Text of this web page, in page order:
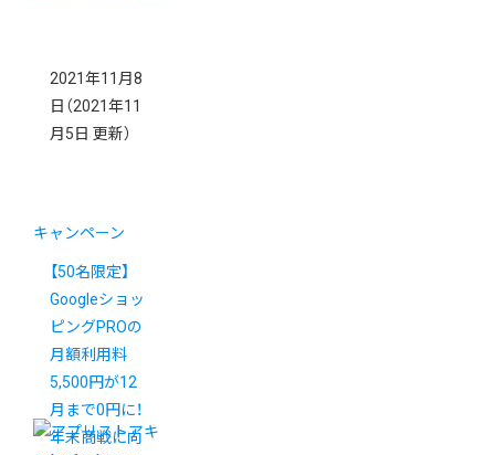
2021年11月8
日 （2021年11
月5日 更新）
キャンペーン
【50名限定】
Googleショッ
ピングPROの
月額利用料
5,500円が12
月まで0円に！
年末商戦に向